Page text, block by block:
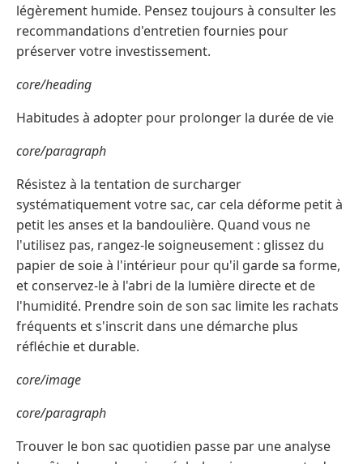
légèrement humide. Pensez toujours à consulter les
recommandations d'entretien fournies pour
préserver votre investissement.
core/heading
Habitudes à adopter pour prolonger la durée de vie
core/paragraph
Résistez à la tentation de surcharger
systématiquement votre sac, car cela déforme petit à
petit les anses et la bandoulière. Quand vous ne
l'utilisez pas, rangez-le soigneusement : glissez du
papier de soie à l'intérieur pour qu'il garde sa forme,
et conservez-le à l'abri de la lumière directe et de
l'humidité. Prendre soin de son sac limite les rachats
fréquents et s'inscrit dans une démarche plus
réfléchie et durable.
core/image
core/paragraph
Trouver le bon sac quotidien passe par une analyse